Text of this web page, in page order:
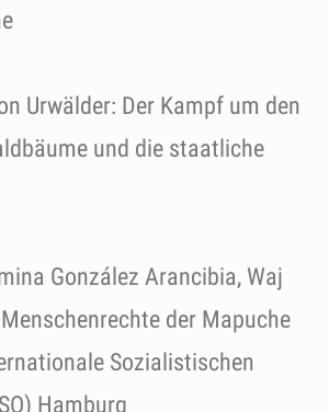
Urwälder: Der Kampf um den
und die staatliche
González Arancibia, Waj
der Mapuche
Sozialistischen